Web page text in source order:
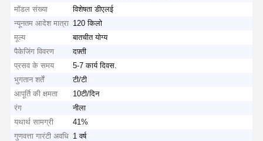
मॉडल संख्या
विशेषता डीएलई
न्यूनतम आदेश मात्रा 120 किलो
मूल्य
बातचीत योग्य
पैकेजिंग विवरण
दफ़्ती
प्रसव के समय
5-7 कार्य दिवस.
भुगतान शर्तें
टी/टी
आपूर्ति की क्षमता
10टी/दिन
रंग
नीला
यथार्थ सामग्री
41%
गुणवत्ता गारंटी अवधि 1 वर्ष